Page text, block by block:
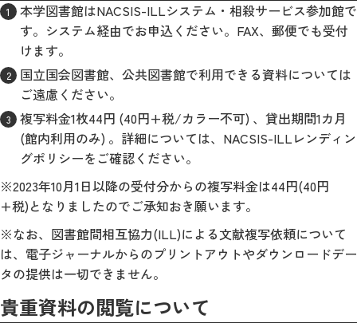
本学図書館はNACSIS-ILLシステム・相殺サービス参加館で
す。システム経由でお申込ください。FAX、郵便でも受付
けます。
国立国会図書館、公共図書館で利用できる資料については
ご遠慮ください。
複写料金1枚44円 (40円+税/カラー不可) 、貸出期間1カ月
(館内利用のみ) 。詳細については、NACSIS-ILLレンディン
グポリシーをご確認ください。
※2023年10月1日以降の受付分からの複写料金は44円(40円
+税)となりましたのでご承知おき願います。
※なお、図書館間相互協力(ILL)による文献複写依頼について
は、電子ジャーナルからのプリントアウトやダウンロードデー
タの提供は一切できません。
貴重資料の閲覧について